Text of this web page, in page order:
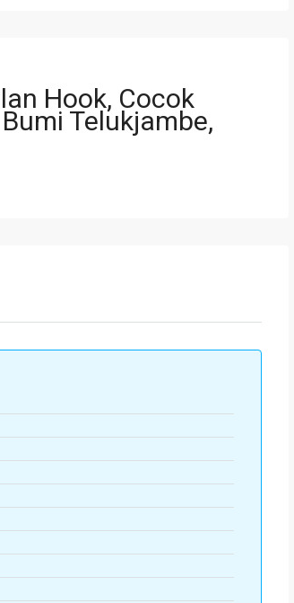
Hook, Cocok
Telukjambe,